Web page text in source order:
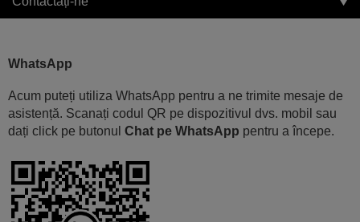
WhatsApp
Acum puteți utiliza WhatsApp pentru a ne trimite mesaje de
asistență. Scanați codul QR pe dispozitivul dvs. mobil sau
dați click pe butonul Chat pe WhatsApp pentru a începe.